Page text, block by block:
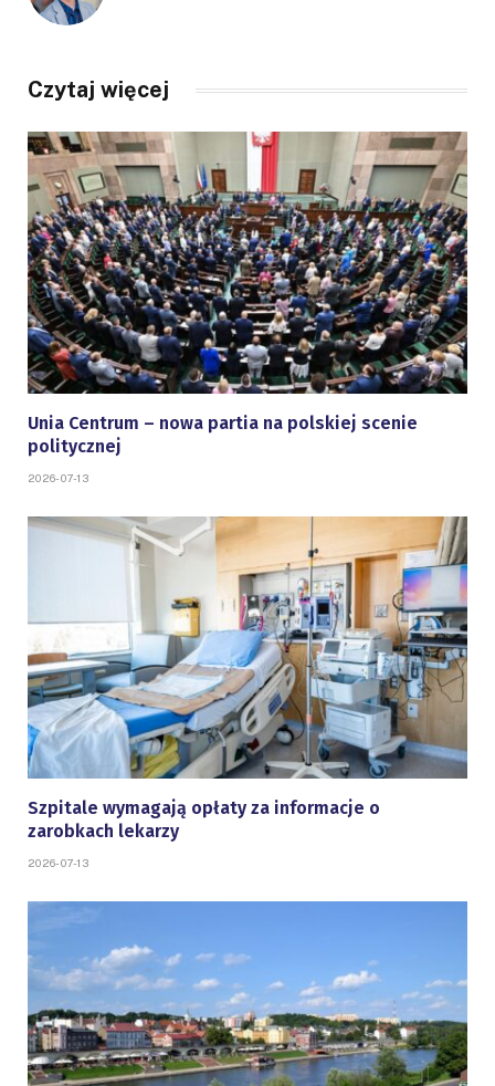
Czytaj więcej
Unia Centrum – nowa partia na polskiej scenie
politycznej
2026-07-13
Szpitale wymagają opłaty za informacje o
zarobkach lekarzy
2026-07-13